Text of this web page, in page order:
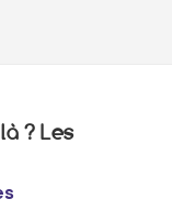
? Les